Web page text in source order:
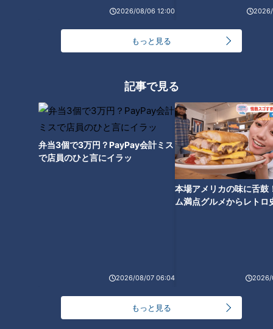
2026/08/06 12:00
もっと見る
記事で見る
弁当3個で3万円？PayPay会計ミス
で店員のひと言にイラッ
2026/08/07 06:04
本場アメリカの味に舌鼓
ム満点グルメからレトロ
2026/
もっと見る
ル！限定グルメで心もお腹も満
めったに見られないあの珍しい
動物とゼロ距離でご対面！ 『東
山動植物園』の最新人気スポッ
トを体験リポート！！